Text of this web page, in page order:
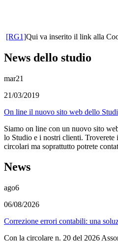
[RG1]Qui va inserito il link alla
News dello studio
mar21
21/03/2019
On line il nuovo sito web dello
Siamo on line con un nuovo sito
lo Studio e i nostri clienti. Troverete
circolari ma soprattutto potrete
News
ago6
06/08/2026
Correzione errori contabili: una
Con la circolare n. 20 del 2026